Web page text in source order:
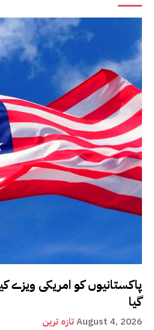
پاکستانیوں کو امریکی ویزے
گیا
تازہ ترینAugust 4, 2026